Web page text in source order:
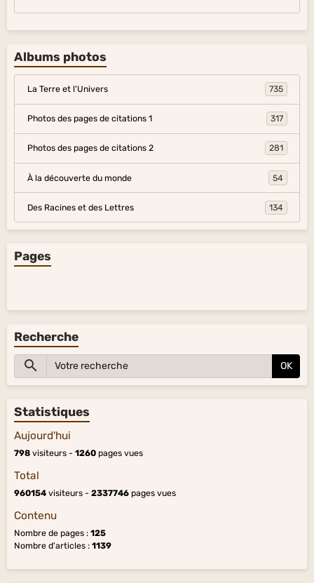
Albums photos
La Terre et l'Univers 735
Photos des pages de citations 1 317
Photos des pages de citations 2 281
À la découverte du monde 54
Des Racines et des Lettres 134
Pages
Recherche
OK
Statistiques
Aujourd'hui
798 visiteurs - 1260 pages vues
Total
960154 visiteurs - 2337746 pages vues
Contenu
Nombre de pages : 125
Nombre d'articles : 1139